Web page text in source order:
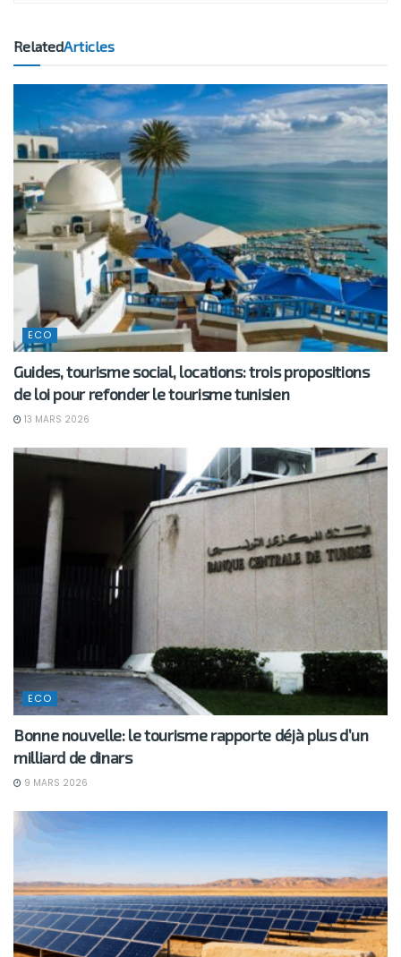
RelatedArticles
ECO
Guides, tourisme social, locations: trois propositions
de loi pour refonder le tourisme tunisien
13 MARS 2026
ECO
Bonne nouvelle: le tourisme rapporte déjà plus d’un
milliard de dinars
9 MARS 2026